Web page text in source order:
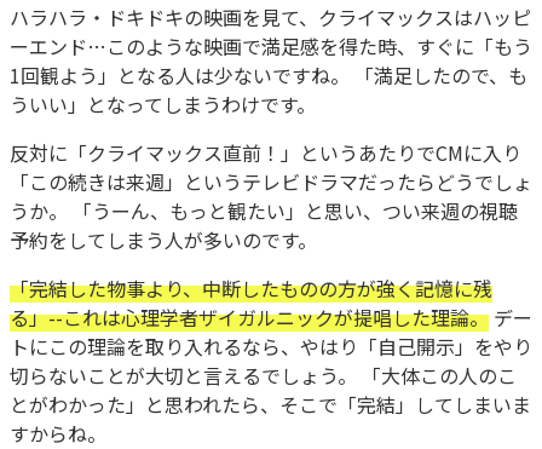
ハラハラ・ドキドキの映画を見て、クライマックスはハッピ
ーエンド…このような映画で満足感を得た時、すぐに「もう
1回観よう」となる人は少ないですね。 「満足したので、も
ういい」となってしまうわけです。
反対に「クライマックス直前！」というあたりでCMに入り
「この続きは来週」というテレビドラマだったらどうでしょ
うか。 「うーん、もっと観たい」と思い、つい来週の視聴
予約をしてしまう人が多いのです。
「完結した物事より、中断したものの方が強く記憶に残
る」--これは心理学者ザイガルニックが提唱した理論。 デー
トにこの理論を取り入れるなら、やはり「自己開示」をやり
切らないことが大切と言えるでしょう。 「大体この人のこ
とがわかった」と思われたら、そこで「完結」してしまいま
すからね。